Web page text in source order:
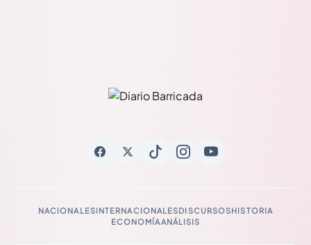
NACIONALESINTERNACIONALESDISCURSOSHISTORIA
ECONOMÍAANÁLISIS